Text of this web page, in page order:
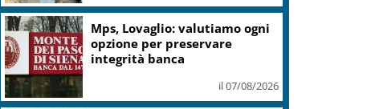
Mps, Lovaglio: valutiamo ogni
opzione per preservare
integrità banca
il 07/08/2026